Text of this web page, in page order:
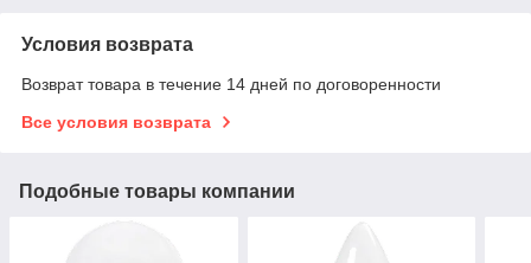
Условия возврата
Возврат товара в течение 14 дней по договоренности
Все условия возврата
Подобные товары компании